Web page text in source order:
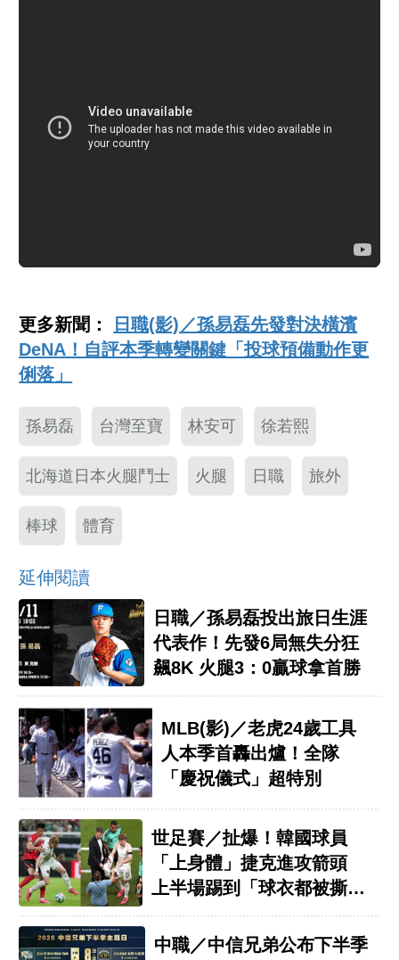
更多新聞：
日職(影)／孫易磊先發對決橫濱
DeNA！自評本季轉變關鍵「投球預備動作更
俐落」
孫易磊 台灣至寶 林安可 徐若熙
北海道日本火腿鬥士 火腿 日職 旅外
棒球 體育
延伸閱讀
日職／孫易磊投出旅日生涯
代表作！先發6局無失分狂
飆8K 火腿3：0贏球拿首勝
MLB(影)／老虎24歲工具
人本季首轟出爐！全隊
「慶祝儀式」超特別
世足賽／扯爆！韓國球員
「上身體」捷克進攻箭頭
上半場踢到「球衣都被撕
中職／中信兄弟公布下半季